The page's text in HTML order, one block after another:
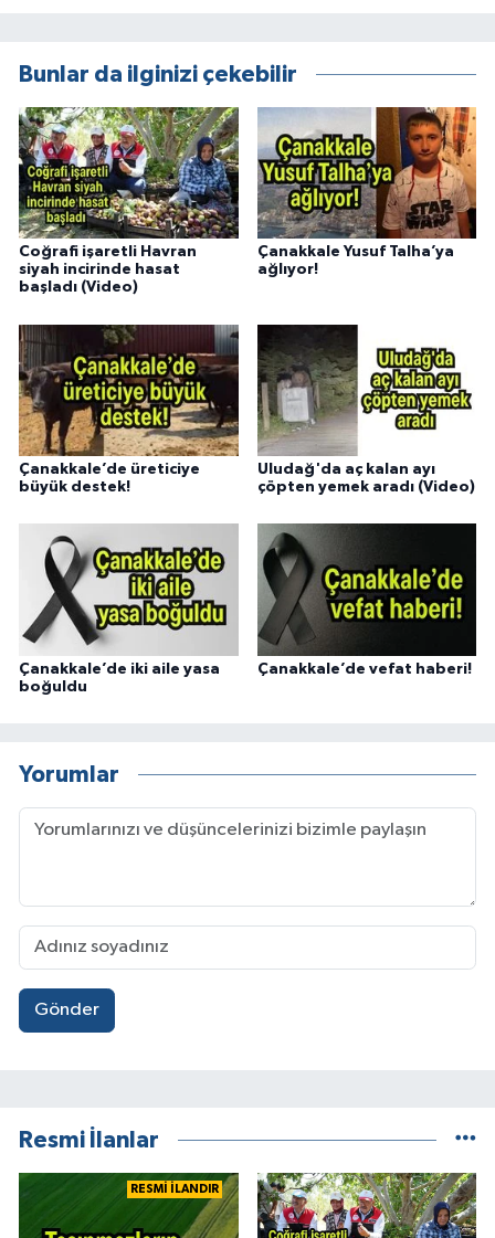
Bunlar da ilginizi çekebilir
Coğrafi işaretli Havran
siyah incirinde hasat
başladı (Video)
Çanakkale Yusuf Talha’ya
ağlıyor!
Çanakkale’de üreticiye
büyük destek!
Uludağ'da aç kalan ayı
çöpten yemek aradı (Video)
Çanakkale’de iki aile yasa
boğuldu
Çanakkale’de vefat haberi!
Yorumlar
Gönder
Resmi İlanlar
RESMİ İLANDIR